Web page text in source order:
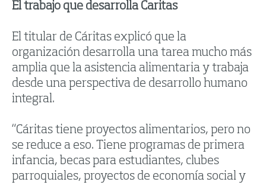
El trabajo que desarrolla Caritas
El titular de Cáritas explicó que la
organización desarrolla una tarea mucho más
amplia que la asistencia alimentaria y trabaja
desde una perspectiva de desarrollo humano
integral.
“Cáritas tiene proyectos alimentarios, pero no
se reduce a eso. Tiene programas de primera
infancia, becas para estudiantes, clubes
parroquiales, proyectos de economía social y